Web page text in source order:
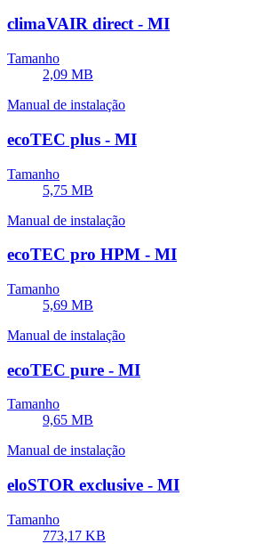
climaVAIR direct - MI
Tamanho
2,09 MB
Manual de instalação
ecoTEC plus - MI
Tamanho
5,75 MB
Manual de instalação
ecoTEC pro HPM - MI
Tamanho
5,69 MB
Manual de instalação
ecoTEC pure - MI
Tamanho
9,65 MB
Manual de instalação
eloSTOR exclusive - MI
Tamanho
773,17 KB